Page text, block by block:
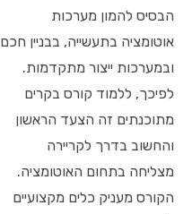
הבסיס להמון מערכות
אוטומציה בתעשייה, בבניין חכם
ובמערכות ייצור מתקדמות.
לפיכך, ללמוד קורס בקרים
מתוכנתים זה הצעד הראשון
והחשוב בדרך לקריירה
מצליחה בתחום האוטומציה.
הקורס מעניק כלים מקצועיים